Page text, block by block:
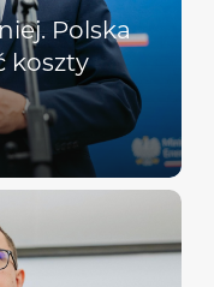
Polska
koszty